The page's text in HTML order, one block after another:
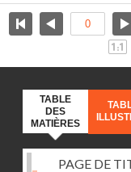
TABLE
DES
MATIÈRES
PAGE DE